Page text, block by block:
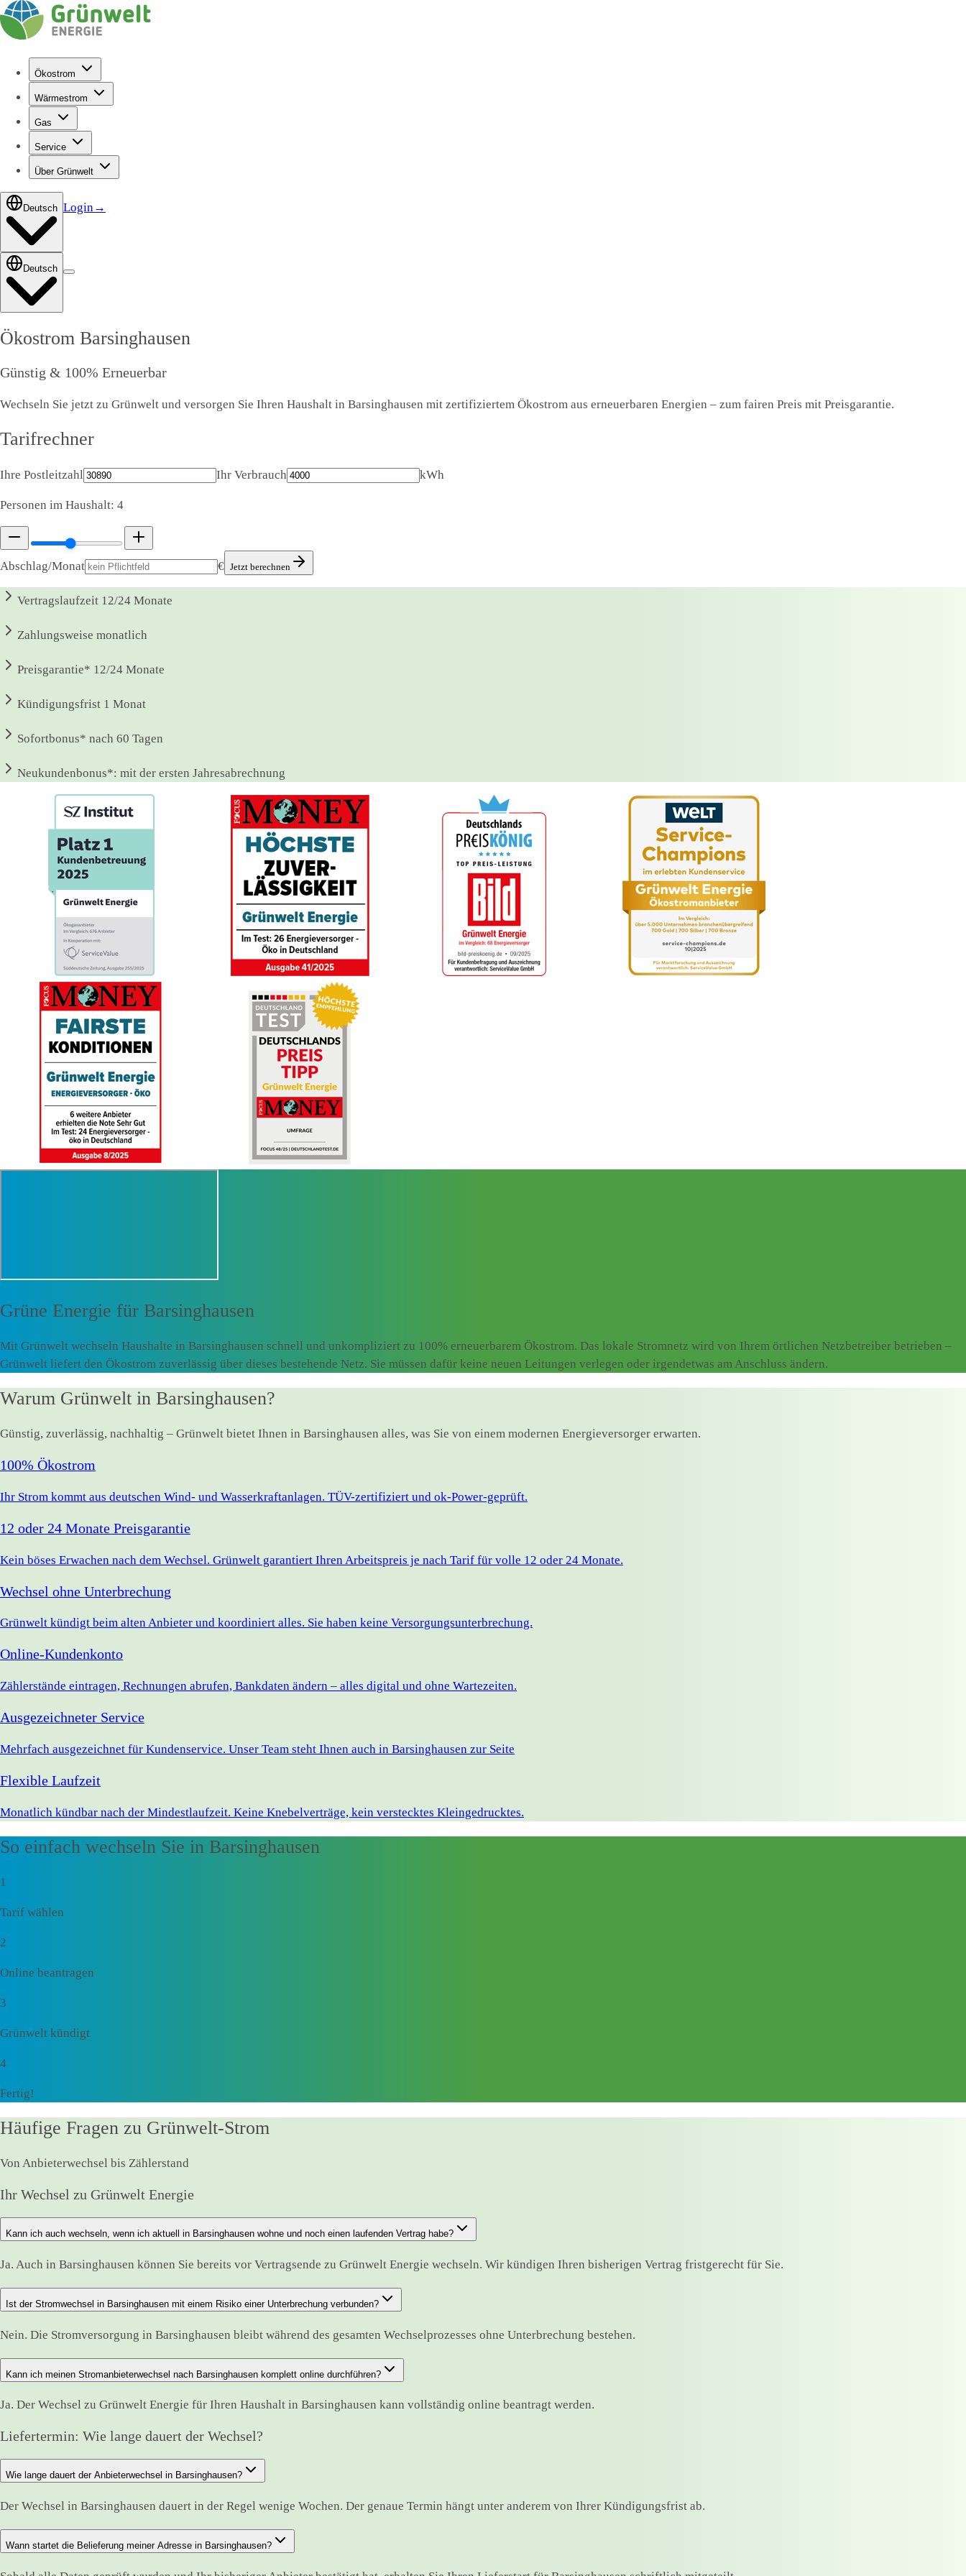
Ökostrom
Wärmestrom
Gas
Service
Über Grünwelt
Deutsch Login→
Deutsch
Ökostrom Barsinghausen
Günstig & 100% Erneuerbar
Wechseln Sie jetzt zu Grünwelt und versorgen Sie Ihren Haushalt in Barsinghausen mit zertifiziertem Ökostrom aus erneuerbaren Energien – zum fairen Preis mit Preisgarantie.
Tarifrechner
Ihre Postleitzahl Ihr Verbrauch kWh
Personen im Haushalt: 4
Abschlag/Monat € Jetzt berechnen
Vertragslaufzeit 12/24 Monate
Zahlungsweise monatlich
Preisgarantie* 12/24 Monate
Kündigungsfrist 1 Monat
Sofortbonus* nach 60 Tagen
Neukundenbonus*: mit der ersten Jahresabrechnung
Grüne Energie für Barsinghausen
Mit Grünwelt wechseln Haushalte in Barsinghausen schnell und unkompliziert zu 100% erneuerbarem Ökostrom. Das lokale Stromnetz wird von Ihrem örtlichen Netzbetreiber betrieben –
Grünwelt liefert den Ökostrom zuverlässig über dieses bestehende Netz. Sie müssen dafür keine neuen Leitungen verlegen oder irgendetwas am Anschluss ändern.
Warum Grünwelt in Barsinghausen?
Günstig, zuverlässig, nachhaltig – Grünwelt bietet Ihnen in Barsinghausen alles, was Sie von einem modernen Energieversorger erwarten.
100% Ökostrom
Ihr Strom kommt aus deutschen Wind- und Wasserkraftanlagen. TÜV-zertifiziert und ok-Power-geprüft.
12 oder 24 Monate Preisgarantie
Kein böses Erwachen nach dem Wechsel. Grünwelt garantiert Ihren Arbeitspreis je nach Tarif für volle 12 oder 24 Monate.
Wechsel ohne Unterbrechung
Grünwelt kündigt beim alten Anbieter und koordiniert alles. Sie haben keine Versorgungsunterbrechung.
Online-Kundenkonto
Zählerstände eintragen, Rechnungen abrufen, Bankdaten ändern – alles digital und ohne Wartezeiten.
Ausgezeichneter Service
Mehrfach ausgezeichnet für Kundenservice. Unser Team steht Ihnen auch in Barsinghausen zur Seite
Flexible Laufzeit
Monatlich kündbar nach der Mindestlaufzeit. Keine Knebelverträge, kein verstecktes Kleingedrucktes.
So einfach wechseln Sie in Barsinghausen
1
Tarif wählen
2
Online beantragen
3
Grünwelt kündigt
4
Fertig!
Häufige Fragen zu Grünwelt-Strom
Von Anbieterwechsel bis Zählerstand
Ihr Wechsel zu Grünwelt Energie
Kann ich auch wechseln, wenn ich aktuell in Barsinghausen wohne und noch einen laufenden Vertrag habe?
Ja. Auch in Barsinghausen können Sie bereits vor Vertragsende zu Grünwelt Energie wechseln. Wir kündigen Ihren bisherigen Vertrag fristgerecht für Sie.
Ist der Stromwechsel in Barsinghausen mit einem Risiko einer Unterbrechung verbunden?
Nein. Die Stromversorgung in Barsinghausen bleibt während des gesamten Wechselprozesses ohne Unterbrechung bestehen.
Kann ich meinen Stromanbieterwechsel nach Barsinghausen komplett online durchführen?
Ja. Der Wechsel zu Grünwelt Energie für Ihren Haushalt in Barsinghausen kann vollständig online beantragt werden.
Liefertermin: Wie lange dauert der Wechsel?
Wie lange dauert der Anbieterwechsel in Barsinghausen?
Der Wechsel in Barsinghausen dauert in der Regel wenige Wochen. Der genaue Termin hängt unter anderem von Ihrer Kündigungsfrist ab.
Wann startet die Belieferung meiner Adresse in Barsinghausen?